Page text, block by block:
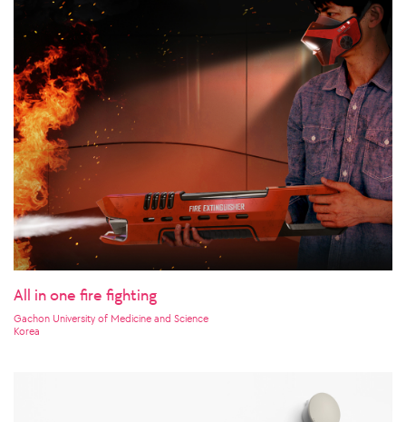
All in one fire fighting
Gachon University of Medicine and Science
Korea